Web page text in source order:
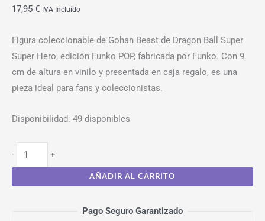
17,95 € IVA Incluído
Figura coleccionable de Gohan Beast de Dragon Ball Super
Super Hero, edición Funko POP, fabricada por Funko. Con 9
cm de altura en vinilo y presentada en caja regalo, es una
pieza ideal para fans y coleccionistas.
Disponibilidad: 49 disponibles
- +
AÑADIR AL CARRITO
Pago Seguro Garantizado